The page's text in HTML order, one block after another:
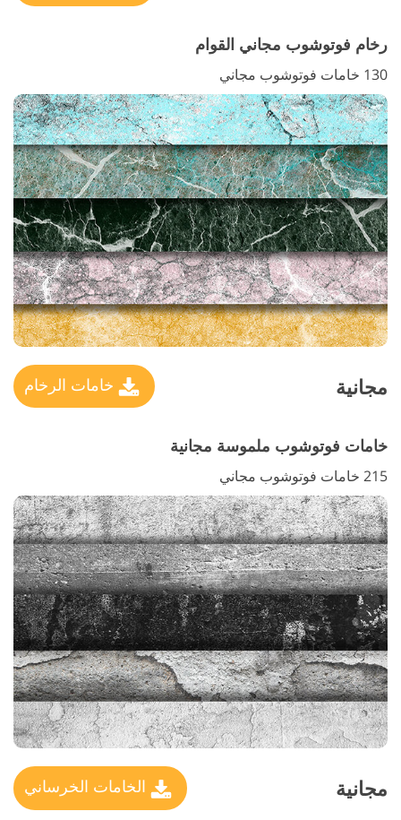
رخام فوتوشوب مجاني القوام
130 خامات فوتوشوب مجاني
مجانية خامات الرخام
خامات فوتوشوب ملموسة مجانية
215 خامات فوتوشوب مجاني
مجانية الخامات الخرساني